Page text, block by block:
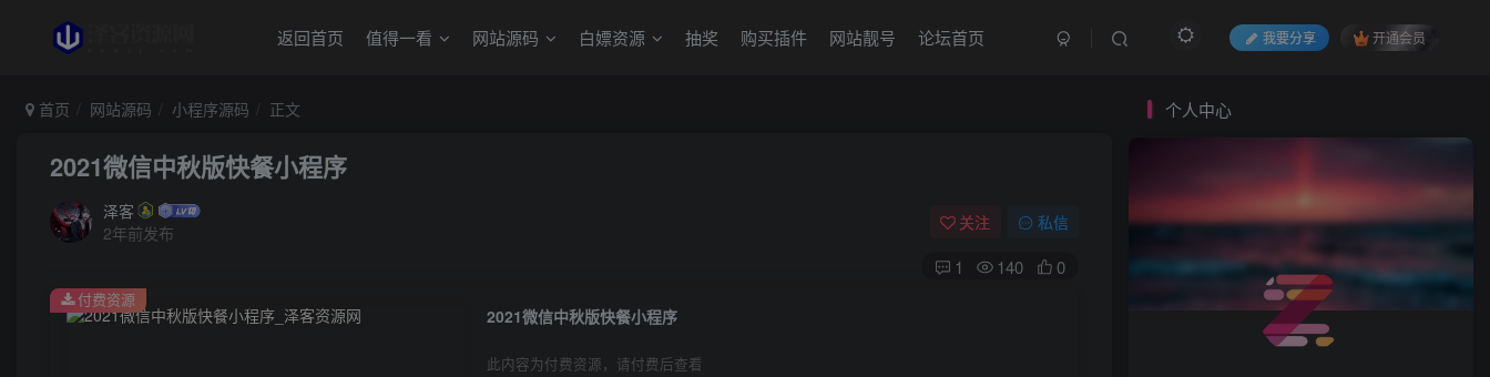
返回首页 值得一看 网站源码 白嫖资源 抽奖 购买插件 网站靓号 论坛首页 我要分享 开通会员
首页 网站源码 小程序源码 正文
2021微信中秋版快餐小程序
泽客
2年前发布
关注 私信
1 140 0
2021微信中秋版快餐小程序
此内容为付费资源，请付费后查看
付费资源
个人中心